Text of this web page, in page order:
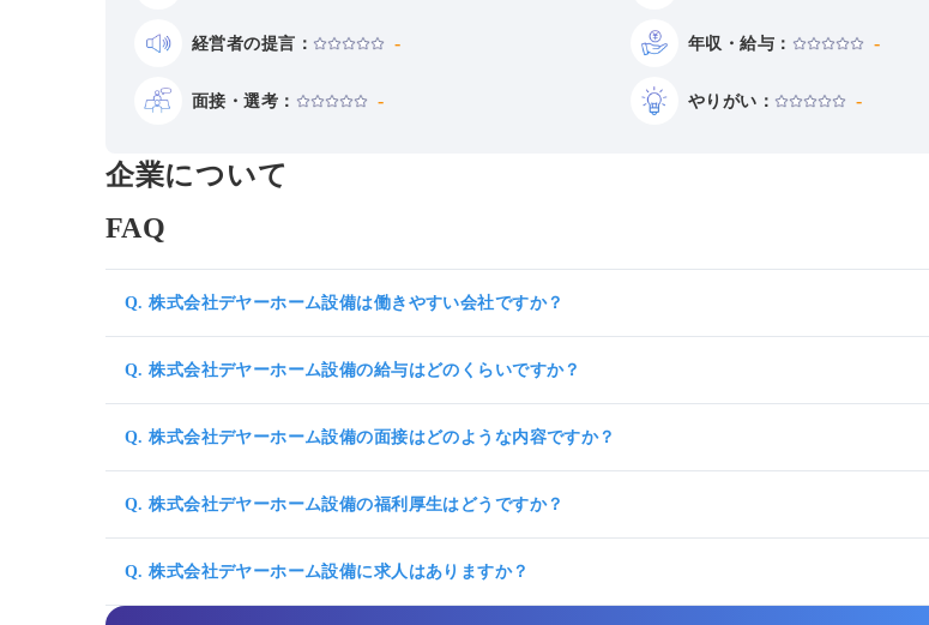
経営者の提言： - 年収・給与： -
面接・選考： - やりがい： -
企業について
FAQ
Q. 株式会社デヤーホーム設備は働きやすい会社ですか？
Q. 株式会社デヤーホーム設備の給与はどのくらいですか？
Q. 株式会社デヤーホーム設備の面接はどのような内容ですか？
Q. 株式会社デヤーホーム設備の福利厚生はどうですか？
Q. 株式会社デヤーホーム設備に求人はありますか？